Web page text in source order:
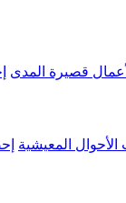
قصيرة المدى
الأحوال المعيشية